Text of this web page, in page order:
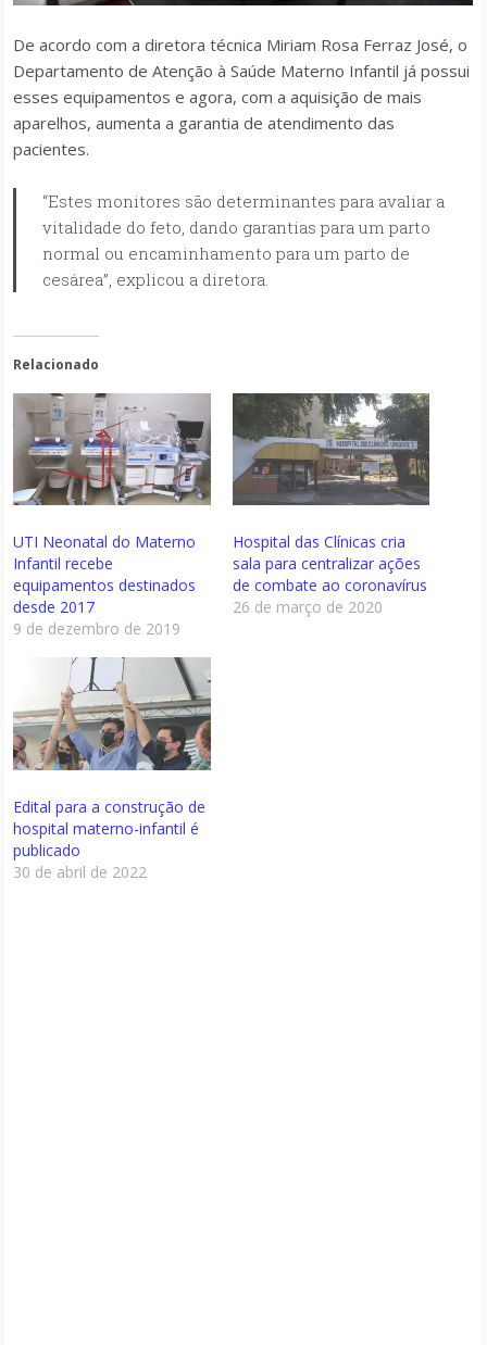
De acordo com a diretora técnica Miriam Rosa Ferraz José, o
Departamento de Atenção à Saúde Materno Infantil já possui
esses equipamentos e agora, com a aquisição de mais
aparelhos, aumenta a garantia de atendimento das
pacientes.
“Estes monitores são determinantes para avaliar a
vitalidade do feto, dando garantias para um parto
normal ou encaminhamento para um parto de
cesárea”, explicou a diretora.
Relacionado
UTI Neonatal do Materno
Infantil recebe
equipamentos destinados
desde 2017
9 de dezembro de 2019
Hospital das Clínicas cria
sala para centralizar ações
de combate ao coronavírus
26 de março de 2020
Edital para a construção de
hospital materno-infantil é
publicado
30 de abril de 2022